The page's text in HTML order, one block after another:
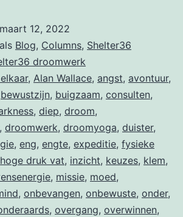
missie
maart 12, 2022
Blog, Columns, Shelter36
droomwerk
, Alan Wallace, angst, avontuur,
bewustzijn, buigzaam, consulten,
, diep, droom,
, droomwerk, droomyoga, duister,
, eng, engte, expeditie, fysieke
hoge druk vat, inzicht, keuzes, klem,
, missie, moed,
, onbevangen, onbewuste, onder,
, overgang, overwinnen,